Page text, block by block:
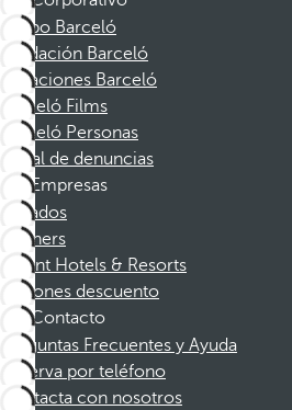
Grupo Barceló
Fundación Barceló
Vacaciones Barceló
Barceló Films
Barceló Personas
Canal de denuncias
Empresas
Afiliados
Partners
Dorint Hotels & Resorts
Cupones descuento
Contacto
Preguntas Frecuentes y Ayuda
Reserva por teléfono
Contacta con nosotros